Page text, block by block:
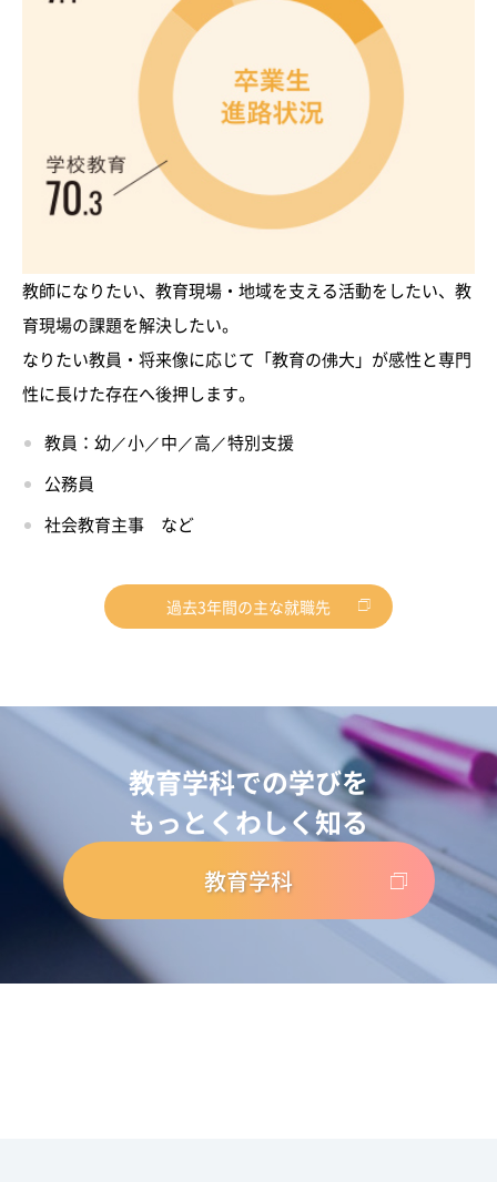
教師になりたい、教育現場・地域を支える活動をしたい、教
育現場の課題を解決したい。
なりたい教員・将来像に応じて「教育の佛大」が感性と専門
性に長けた存在へ後押します。
教員：幼／小／中／高／特別支援
公務員
社会教育主事 など
過去3年間の主な就職先
教育学科での学びを
もっとくわしく知る
教育学科